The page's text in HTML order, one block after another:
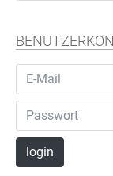
login